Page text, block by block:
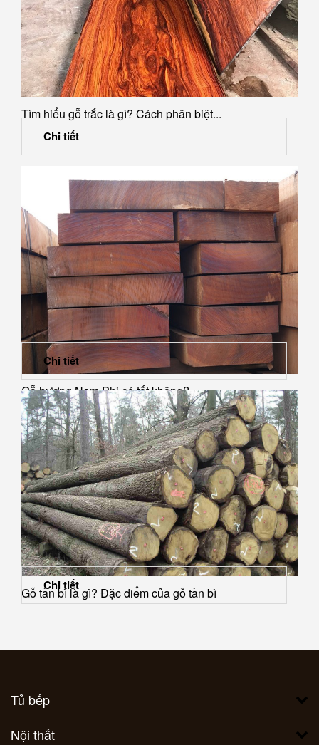
Tìm hiểu gỗ trắc là gì? Cách phân biệt...
Chi tiết
Gỗ hương Nam Phi có tốt không?
Chi tiết
Gỗ tần bì là gì? Đặc điểm của gỗ tần bì
Chi tiết
Tủ bếp
Nội thất